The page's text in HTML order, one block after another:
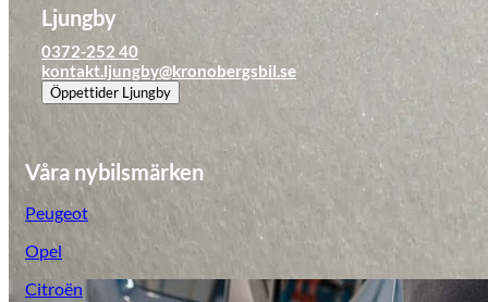
Ljungby
0372-252 40
kontakt.ljungby@kronobergsbil.se
Öppettider Ljungby
Våra nybilsmärken
Peugeot
Opel
Citroën